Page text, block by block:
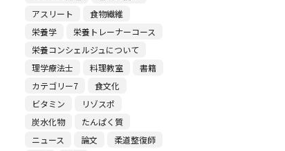
アスリート
食物繊維
栄養学
栄養トレーナーコース
栄養コンシェルジュについて
理学療法士
料理教室
書籍
カテゴリー7
食文化
ビタミン
リゾスポ
炭水化物
たんぱく質
ニュース
論文
柔道整復師